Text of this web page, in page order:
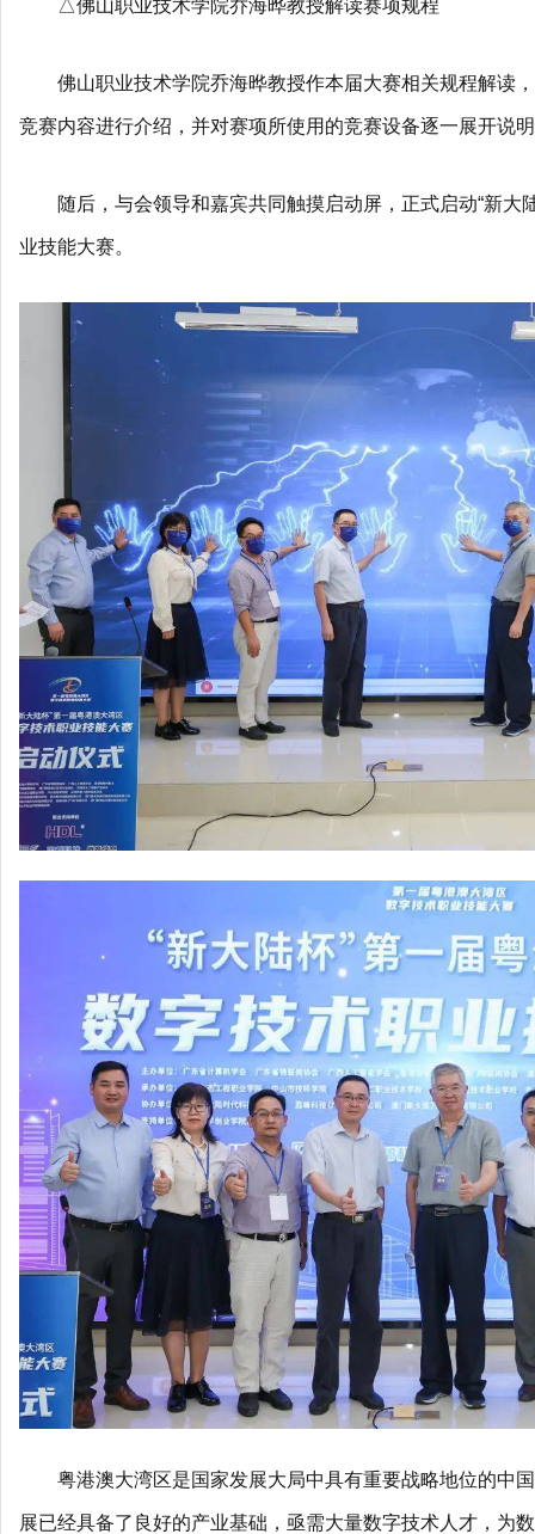
△佛山职业技术学院乔海晔教授解读赛项规程
佛山职业技术学院乔海晔教授作本届大赛相关规程解读
竞赛内容进行介绍，并对赛项所使用的竞赛设备逐一展开说
随后，与会领导和嘉宾共同触摸启动屏，正式启动“新大
业技能大赛。
粤港澳大湾区是国家发展大局中具有重要战略地位的中
展已经具备了良好的产业基础，亟需大量数字技术人才，为